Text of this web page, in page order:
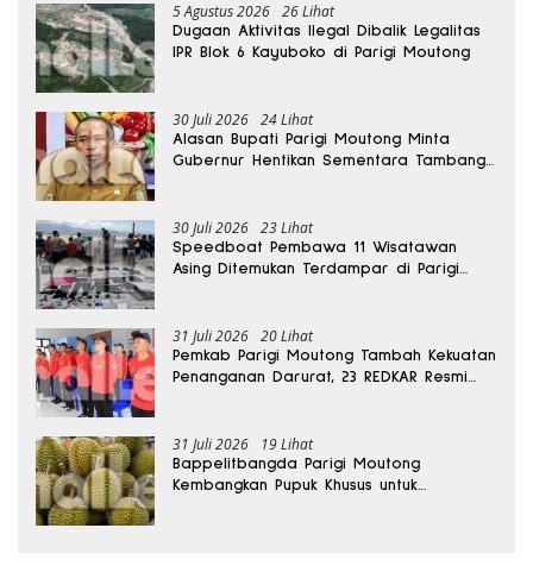
5 Agustus 2026 26 Lihat
Dugaan Aktivitas Ilegal Dibalik Legalitas
IPR Blok 6 Kayuboko di Parigi Moutong
30 Juli 2026 24 Lihat
Alasan Bupati Parigi Moutong Minta
Gubernur Hentikan Sementara Tambang
30 Juli 2026 23 Lihat
Speedboat Pembawa 11 Wisatawan
Asing Ditemukan Terdampar di Parigi
31 Juli 2026 20 Lihat
Pemkab Parigi Moutong Tambah Kekuatan
Penanganan Darurat, 23 REDKAR Resmi
31 Juli 2026 19 Lihat
Bappelitbangda Parigi Moutong
Kembangkan Pupuk Khusus untuk